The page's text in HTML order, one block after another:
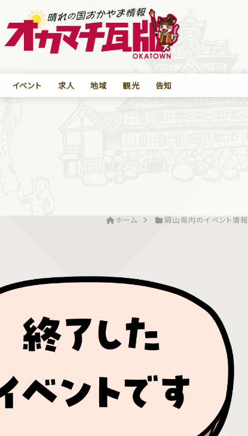
イベント 求人 地域 観光 告知
ホーム 岡山県内のイベント情報